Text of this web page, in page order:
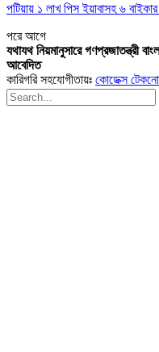
পটিয়ায় ১ লাখ পিস ইয়াবাসহ ৬
পরেআগে
যথাযথ নিয়মানুসারে গণপ্রজাতন্ত্রী
আবেদিত
কারিগরি সহযোগীতায়ঃ কোডেক্স